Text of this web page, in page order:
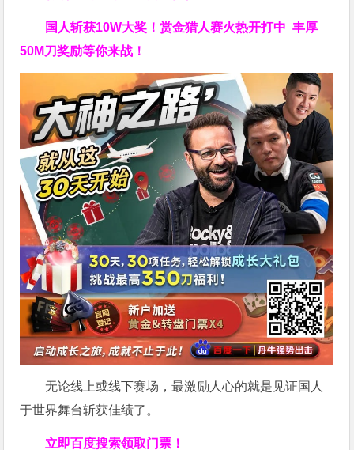
国人斩获10W大奖！赏金猎人赛火热开打中 丰厚
50M刀奖励等你来战！
无论线上或线下赛场，最激励人心的就是见证国人
于世界舞台斩获佳绩了。
立即百度搜索领取门票！